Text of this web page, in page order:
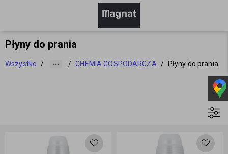
Płyny do prania
Wszystko / / CHEMIA GOSPODARCZA / Płyny do prania